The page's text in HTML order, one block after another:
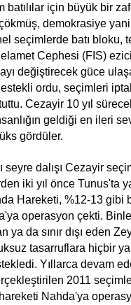
batılılar için büyük bir
demokrasiye
seçimlerde batı
Cephesi (FIS)
değiştirecek güce
ordu, seçimleri
Cezayir 10 yıl
geldiği en ileri
gördüler.
seyre dalışı Cezayir
iki yıl önce Tunus'ta
Hareketi, %12-13 gibi
operasyon çekti.
ya da sınır dışı eden
tasarruflara hiçbir
Yıllarca devam
2011
Nahda'ya